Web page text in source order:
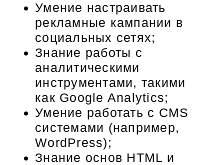
Умение настраивать
рекламные кампании в
социальных сетях;
Знание работы с
аналитическими
инструментами, такими
как Google Analytics;
Умение работать с CMS
системами (например,
WordPress);
Знание основ HTML и